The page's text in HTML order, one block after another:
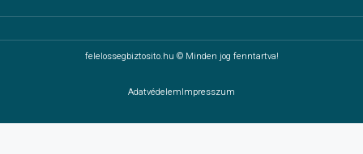
felelossegbiztosito.hu © Minden jog fenntartva!
AdatvédelemImpresszum